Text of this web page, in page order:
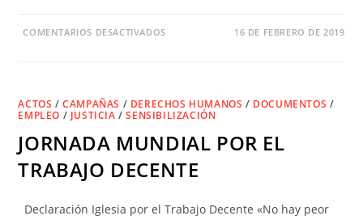
COMENTARIOS DESACTIVADOS 16 DE FEBRERO DE 2019
ACTOS /CAMPAÑAS / DERECHOS HUMANOS / DOCUMENTOS /
EMPLEO / JUSTICIA /SENSIBILIZACIÓN
JORNADA MUNDIAL POR EL
TRABAJO DECENTE
Declaración Iglesia por el Trabajo Decente «No hay peor